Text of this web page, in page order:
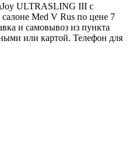
ULTRASLING IІІ с
Med V Rus по цене 7
и самовывоз из пункта
или картой. Телефон для